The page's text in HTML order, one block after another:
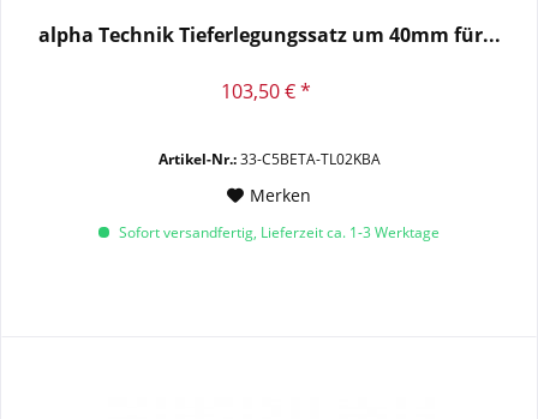
alpha Technik Tieferlegungssatz um 40mm für...
103,50 € *
Artikel-Nr.:33-C5BETA-TL02KBA
Merken
Sofort versandfertig, Lieferzeit ca. 1-3 Werktage